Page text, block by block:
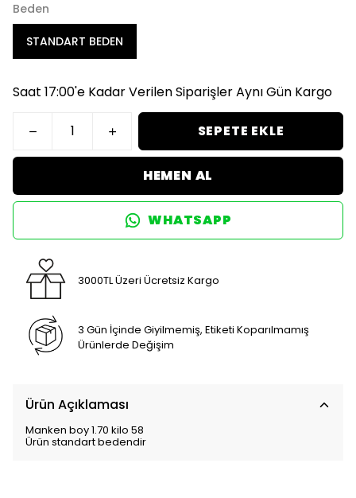
Beden
STANDART BEDEN
Saat 17:00'e Kadar Verilen Siparişler Aynı Gün Kargo
SEPETE EKLE
HEMEN AL
WHATSAPP
3000TL Üzeri Ücretsiz Kargo
3 Gün İçinde Giyilmemiş, Etiketi Koparılmamış
Ürünlerde Değişim
Ürün Açıklaması
Manken boy 1.70 kilo 58
Ürün standart bedendir